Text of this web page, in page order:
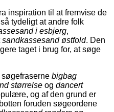
inspiration til at fremvise de
tydeligt at andre folk
i esbjerg,
sandkassesand østfold. Den
taget i brug for, at søge
søgefraserne bigbag
størrelse og dancert
og af den grund er
foruden søgeordene